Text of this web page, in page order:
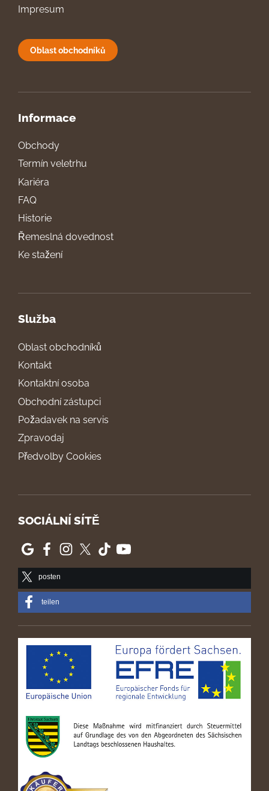
Impresum
Oblast obchodníků
Informace
Obchody
Termín veletrhu
Kariéra
FAQ
Historie
Řemeslná dovednost
Ke stažení
Služba
Oblast obchodníků
Kontakt
Kontaktní osoba
Obchodní zástupci
Požadavek na servis
Zpravodaj
Předvolby Cookies
SOCIÁLNÍ SÍTĚ
posten
teilen